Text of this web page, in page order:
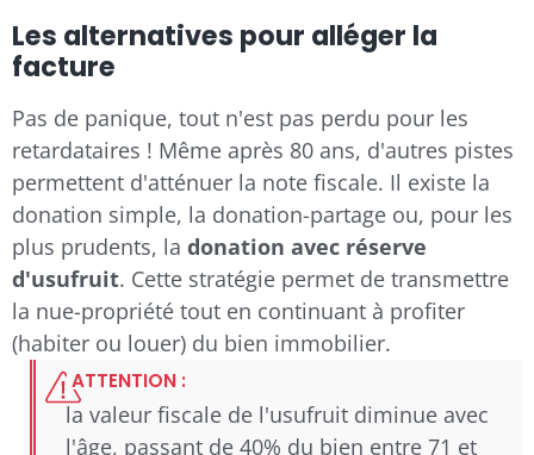
Les alternatives pour alléger la
facture
Pas de panique, tout n'est pas perdu pour les
retardataires ! Même après 80 ans, d'autres pistes
permettent d'atténuer la note fiscale. Il existe la
donation simple, la donation-partage ou, pour les
plus prudents, la donation avec réserve
d'usufruit. Cette stratégie permet de transmettre
la nue-propriété tout en continuant à profiter
(habiter ou louer) du bien immobilier.
ATTENTION :
la valeur fiscale de l'usufruit diminue avec
l'âge, passant de 40% du bien entre 71 et